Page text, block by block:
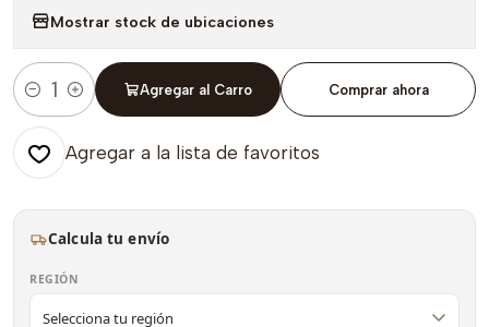
Mostrar stock de ubicaciones
Cantidad
Agregar al Carro Comprar ahora
Agregar a la lista de favoritos
Calcula tu envío
REGIÓN